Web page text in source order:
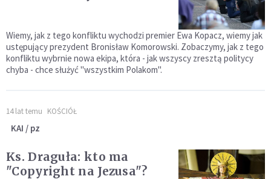
Wiemy, jak z tego konfliktu wychodzi premier Ewa Kopacz, wiemy jak
ustępujący prezydent Bronisław Komorowski. Zobaczymy, jak z tego
konfliktu wybrnie nowa ekipa, która - jak wszyscy zresztą politycy
chyba - chce służyć "wszystkim Polakom".
14 lat temu KOŚCIÓŁ
KAI / pz
Ks. Draguła: kto ma
"Copyright na Jezusa"?